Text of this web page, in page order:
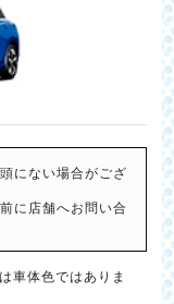
にない場合がござ
に店舗へお問い合
車体色ではありま